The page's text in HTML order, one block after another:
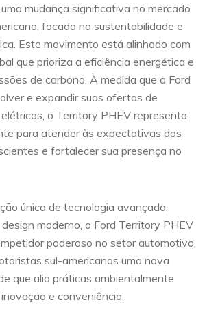
mudança significativa no mercado
focada na sustentabilidade e
Este movimento está alinhado com
que prioriza a eficiência energética e
de carbono. À medida que a Ford
e expandir suas ofertas de
o Territory PHEV representa
para atender às expectativas dos
e fortalecer sua presença no
única de tecnologia avançada,
moderno, o Ford Territory PHEV
poderoso no setor automotivo,
sul-americanos uma nova
que alia práticas ambientalmente
e conveniência.